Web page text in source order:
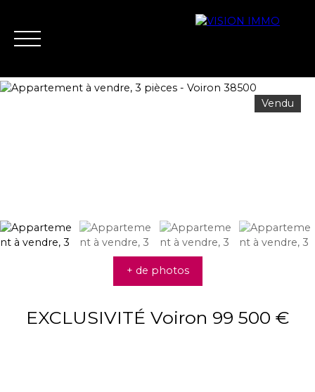
Nous contacter Estimation
Vendu
+ de photos
EXCLUSIVITÉ Voiron 99 500 €